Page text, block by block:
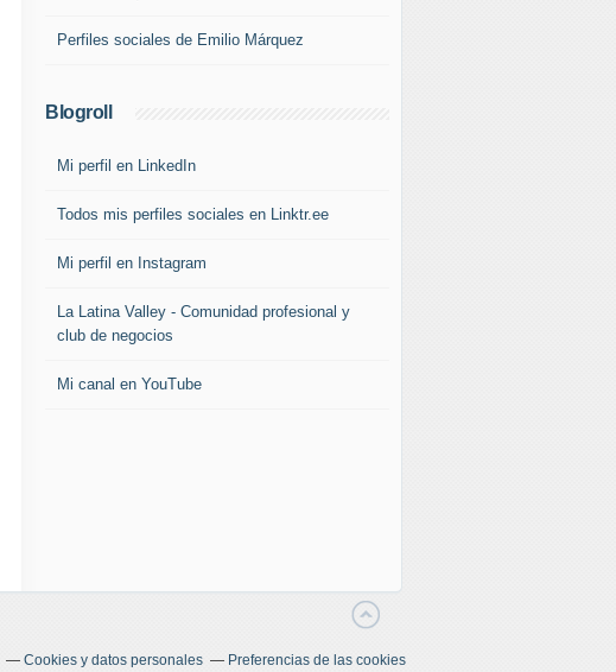
Perfiles sociales de Emilio Márquez
Blogroll
Mi perfil en LinkedIn
Todos mis perfiles sociales en Linktr.ee
Mi perfil en Instagram
La Latina Valley - Comunidad profesional y
club de negocios
Mi canal en YouTube
Cookies y datos personales Preferencias de las cookies